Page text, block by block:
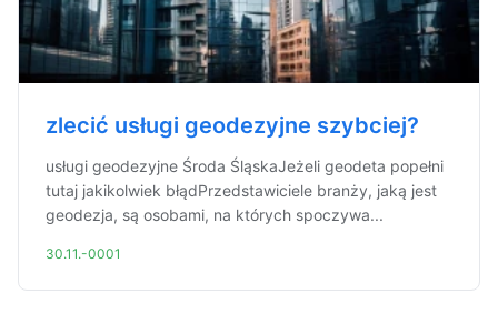
zlecić usługi geodezyjne szybciej?
usługi geodezyjne Środa ŚląskaJeżeli geodeta popełni
tutaj jakikolwiek błądPrzedstawiciele branży, jaką jest
geodezja, są osobami, na których spoczywa...
30.11.-0001